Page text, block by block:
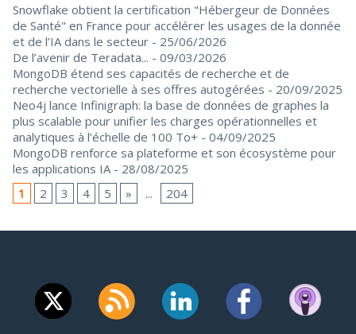
Snowflake obtient la certification "Hébergeur de Données
de Santé" en France pour accélérer les usages de la donnée
et de l’IA dans le secteur - 25/06/2026
De l’avenir de Teradata... - 09/03/2026
MongoDB étend ses capacités de recherche et de
recherche vectorielle à ses offres autogérées - 20/09/2025
Neo4j lance Infinigraph: la base de données de graphes la
plus scalable pour unifier les charges opérationnelles et
analytiques à l’échelle de 100 To+ - 04/09/2025
MongoDB renforce sa plateforme et son écosystème pour
les applications IA - 28/08/2025
1
2 3 4 5 » ... 204